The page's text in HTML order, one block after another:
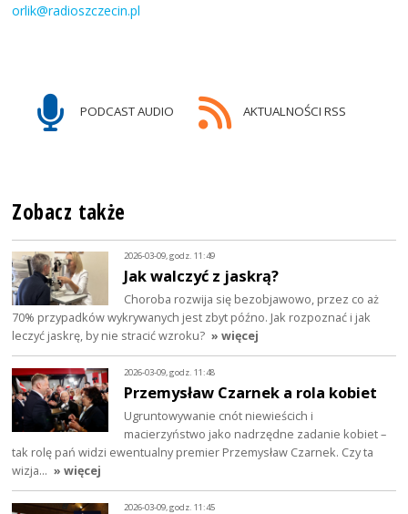
orlik@radioszczecin.pl
PODCAST AUDIO AKTUALNOŚCI RSS
Zobacz także
2026-03-09, godz. 11:49
Jak walczyć z jaskrą?
Choroba rozwija się bezobjawowo, przez co aż
70% przypadków wykrywanych jest zbyt późno. Jak rozpoznać i jak
leczyć jaskrę, by nie stracić wzroku? » więcej
2026-03-09, godz. 11:48
Przemysław Czarnek a rola kobiet
Ugruntowywanie cnót niewieścich i
macierzyństwo jako nadrzędne zadanie kobiet –
tak rolę pań widzi ewentualny premier Przemysław Czarnek. Czy ta
wizja… » więcej
2026-03-09, godz. 11:45